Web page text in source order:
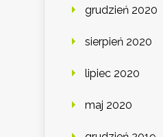
grudzień 2020
sierpień 2020
lipiec 2020
maj 2020